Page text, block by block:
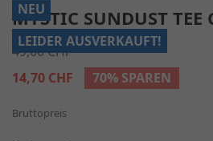
NEU
LEIDER AUSVERKAUFT!
MYSTIC SUNDUST TEE
49,00 CHF
14,70 CHF
70% SPAREN
Bruttopreis